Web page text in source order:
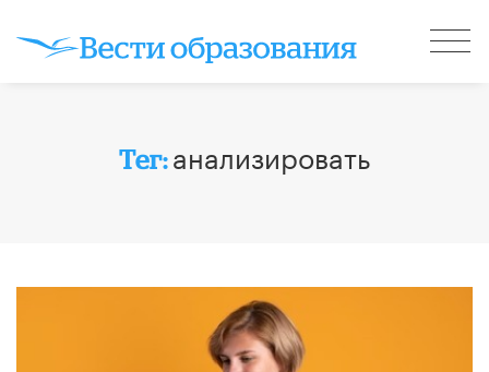
Тег:анализировать